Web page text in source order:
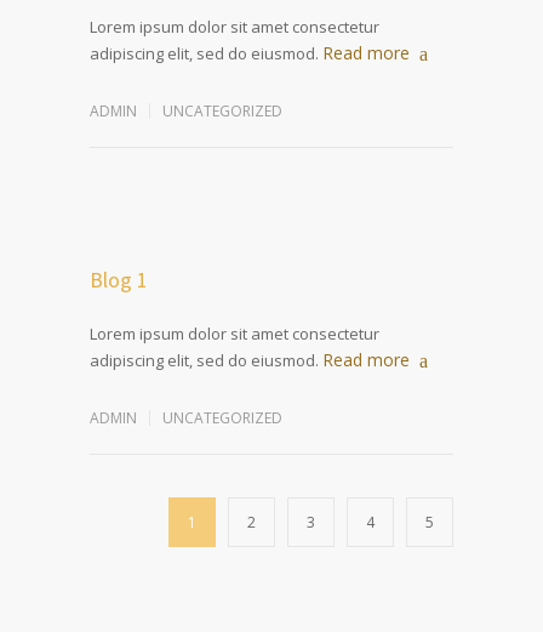
Lorem ipsum dolor sit amet consectetur
adipiscing elit, sed do eiusmod. Read more
ADMIN UNCATEGORIZED
Blog 1
Lorem ipsum dolor sit amet consectetur
adipiscing elit, sed do eiusmod. Read more
ADMIN UNCATEGORIZED
1 2 3 4 5